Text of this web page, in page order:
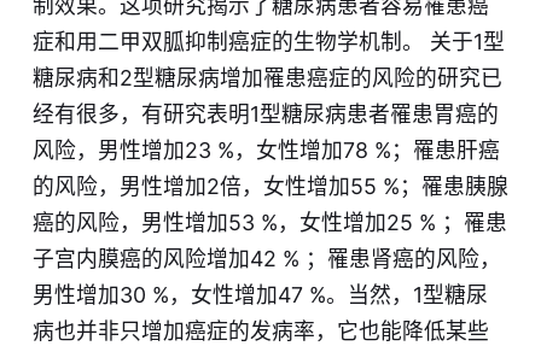
制效果。这项研究揭示了糖尿病患者容易罹患癌
症​和用二甲双胍抑制癌症的生物学机制。 关于1型
糖尿病和2型糖尿病增加罹患癌症的风险的研究已
经有很多，有研究表明1型糖尿病患者罹患胃癌的
风险，男性增加23 %，女性增加78 %；罹患肝癌
的风险，男性增加2倍，女性增加55 %；罹患胰腺
癌的风险，男性增加53 %，女性增加25 % ；罹患
子宫内膜癌的风险增加42 % ；罹患肾癌的风险，
男性增加30 %，女性增加47 %。当然，1型糖尿
病也并非只增加癌症的发病率，它也能降低某些